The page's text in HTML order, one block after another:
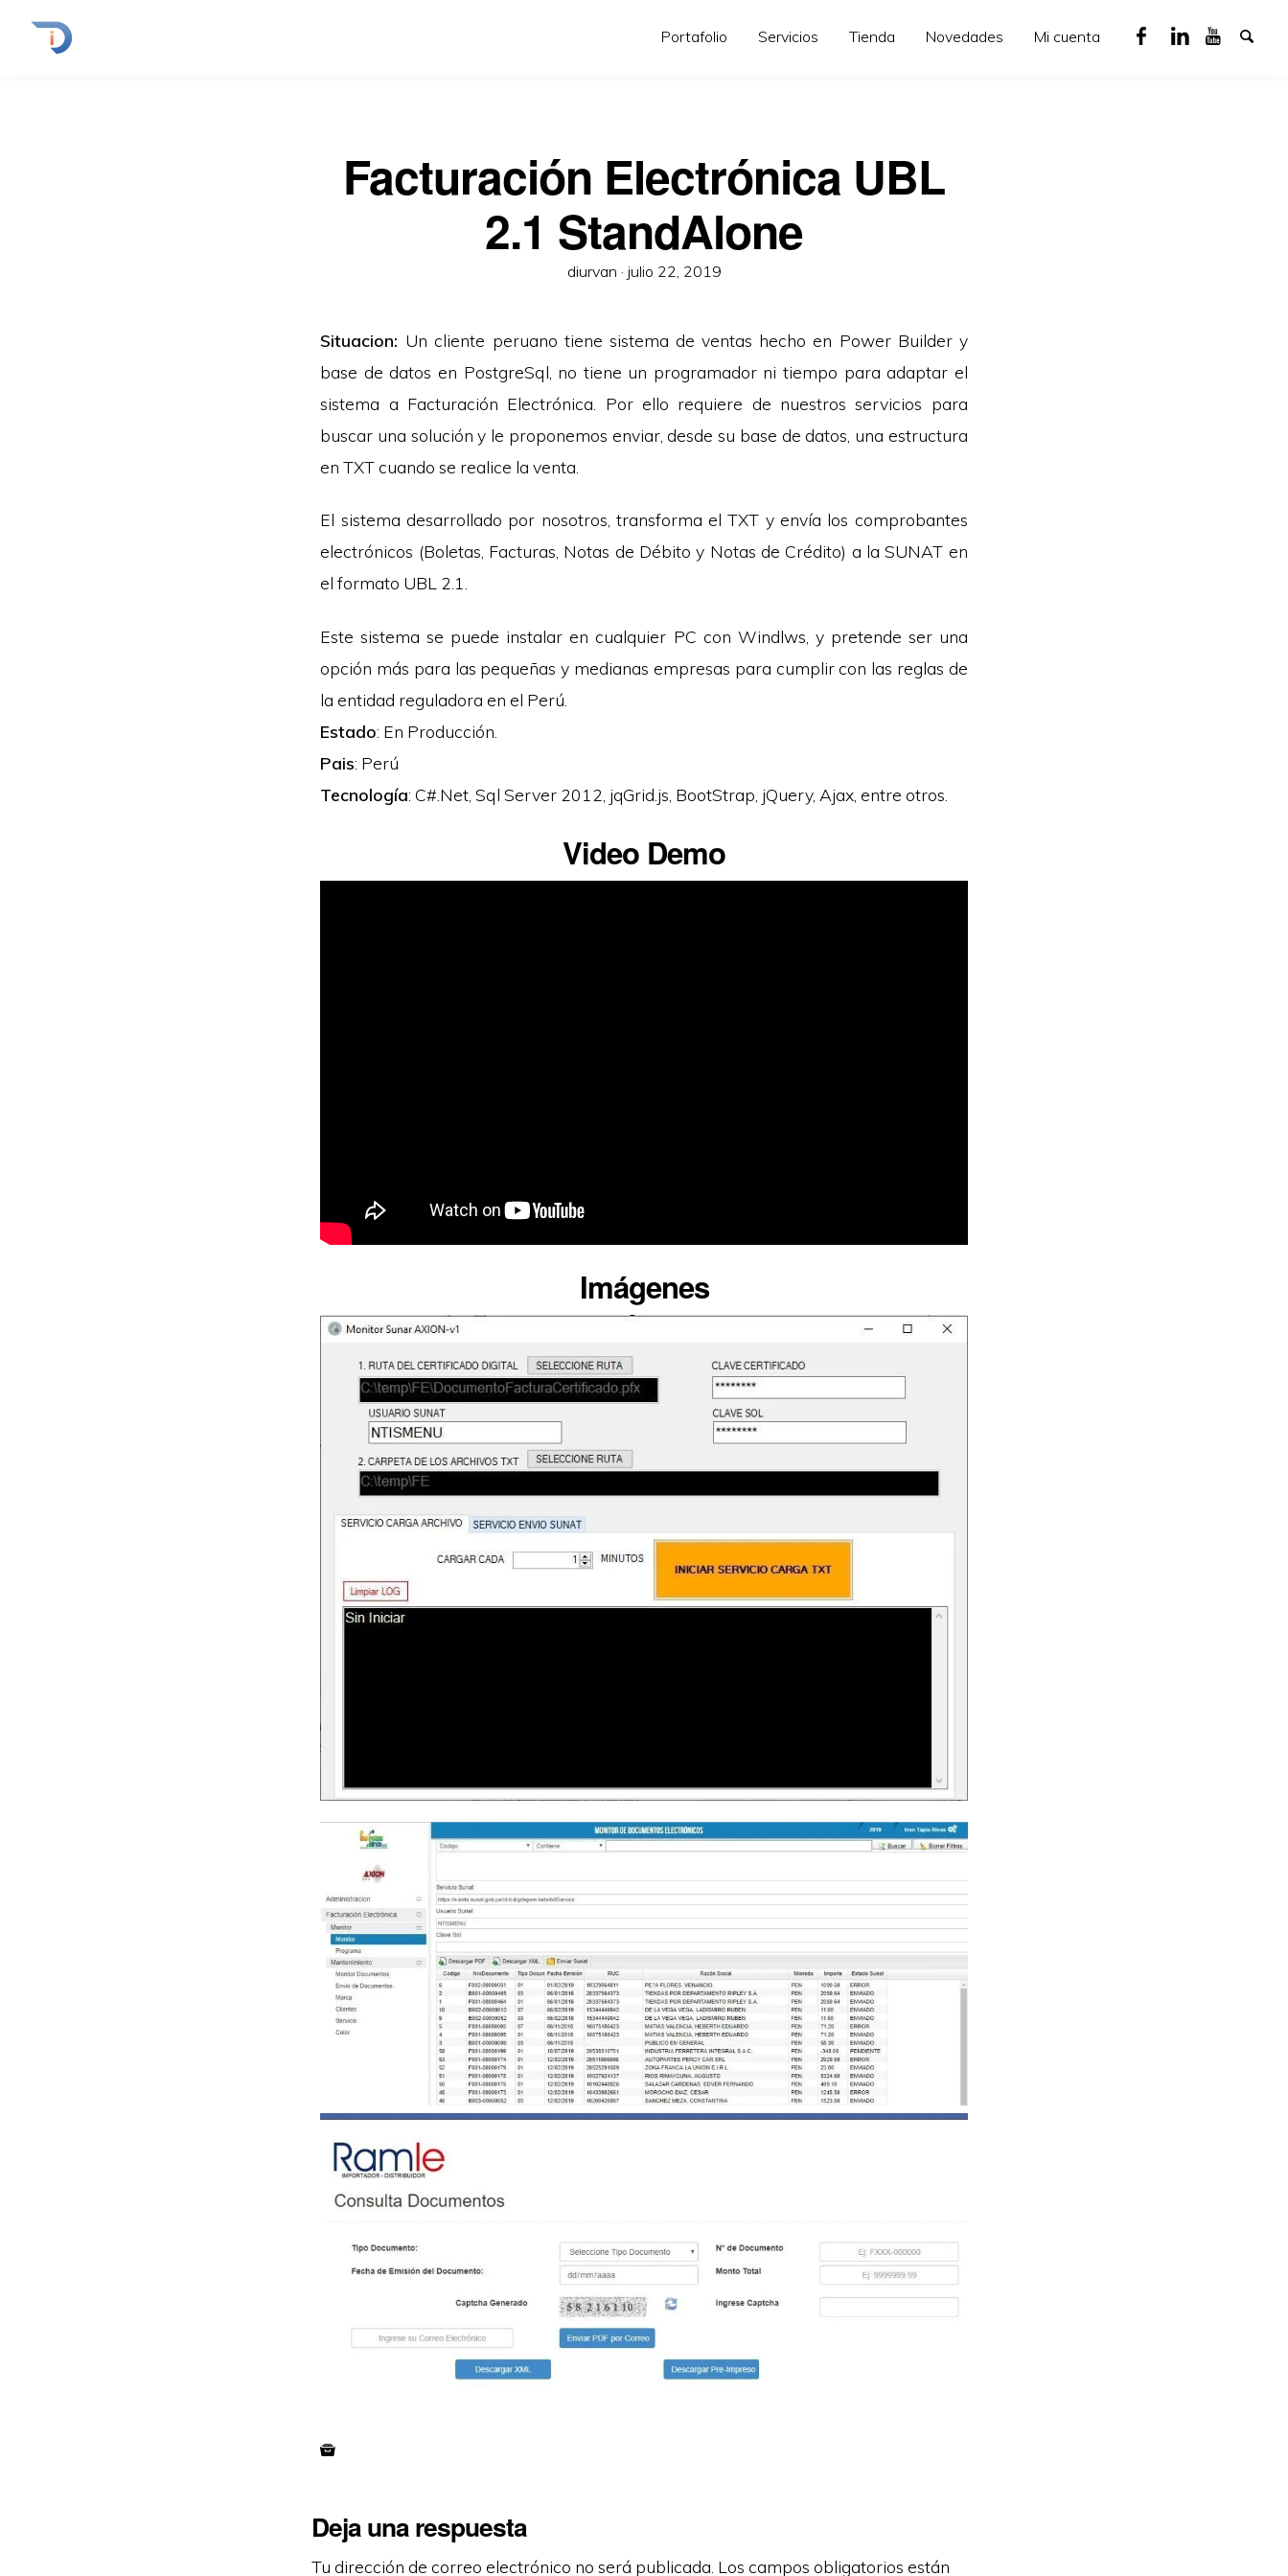
Portafolio Servicios Tienda Novedades Mi cuenta
Facturación Electrónica UBL
2.1 StandAlone
diurvan · julio 22, 2019
Situacion: Un cliente peruano tiene sistema de ventas hecho en Power Builder y
base de datos en PostgreSql, no tiene un programador ni tiempo para adaptar el
sistema a Facturación Electrónica. Por ello requiere de nuestros servicios para
buscar una solución y le proponemos enviar, desde su base de datos, una estructura
en TXT cuando se realice la venta.
El sistema desarrollado por nosotros, transforma el TXT y envía los comprobantes
electrónicos (Boletas, Facturas, Notas de Débito y Notas de Crédito) a la SUNAT en
el formato UBL 2.1.
Este sistema se puede instalar en cualquier PC con Windlws, y pretende ser una
opción más para las pequeñas y medianas empresas para cumplir con las reglas de
la entidad reguladora en el Perú.
Estado: En Producción.
Pais: Perú
Tecnología: C#.Net, Sql Server 2012, jqGrid.js, BootStrap, jQuery, Ajax, entre otros.
Video Demo
Imágenes
Deja una respuesta
Tu dirección de correo electrónico no será publicada. Los campos obligatorios están